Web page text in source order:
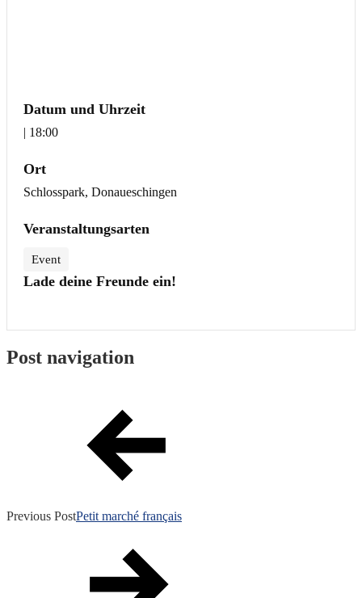
Datum und Uhrzeit
| 18:00
Ort
Schlosspark, Donaueschingen
Veranstaltungsarten
Event
Lade deine Freunde ein!
Post navigation
Previous PostPetit marché français